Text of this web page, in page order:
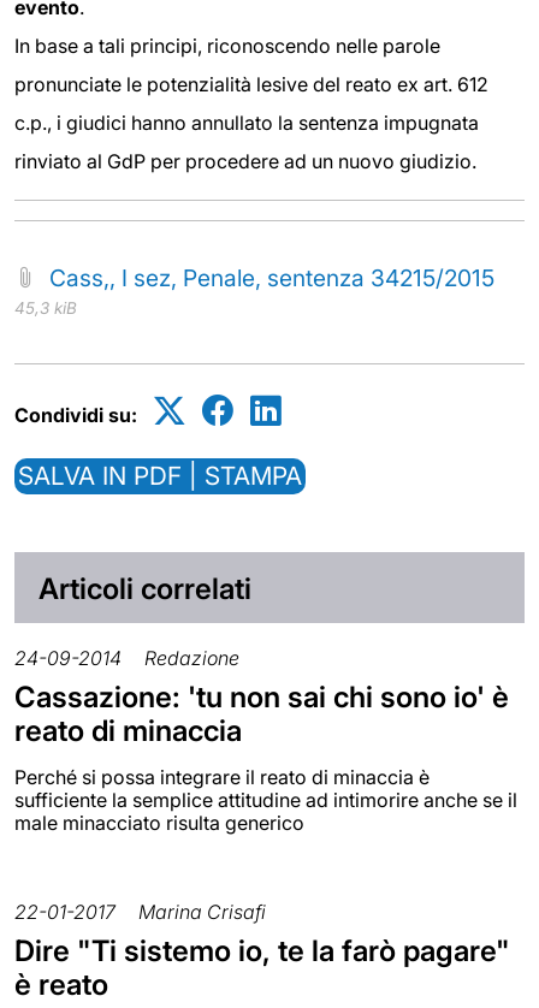
evento.
In base a tali principi, riconoscendo nelle parole
pronunciate le potenzialità lesive del reato ex art. 612
c.p., i giudici hanno annullato la sentenza impugnata
rinviato al GdP per procedere ad un nuovo giudizio.
Cass,, I sez, Penale, sentenza 34215/2015
45,3 kiB
Condividi su:
SALVA IN PDF | STAMPA
Articoli correlati
24-09-2014 Redazione
Cassazione: 'tu non sai chi sono io' è
reato di minaccia
Perché si possa integrare il reato di minaccia è
sufficiente la semplice attitudine ad intimorire anche se il
male minacciato risulta generico
22-01-2017 Marina Crisafi
Dire "Ti sistemo io, te la farò pagare"
è reato